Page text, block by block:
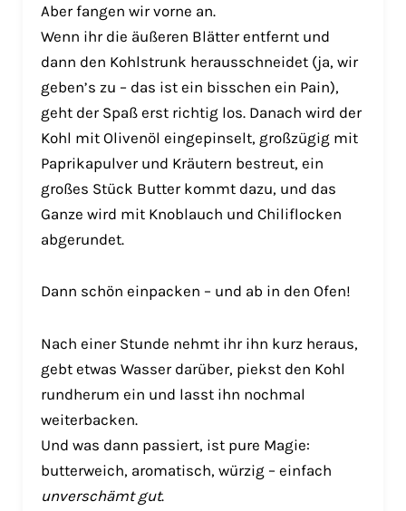
Aber fangen wir vorne an.
Wenn ihr die äußeren Blätter entfernt und
dann den Kohlstrunk herausschneidet (ja, wir
geben’s zu – das ist ein bisschen ein Pain),
geht der Spaß erst richtig los. Danach wird der
Kohl mit Olivenöl eingepinselt, großzügig mit
Paprikapulver und Kräutern bestreut, ein
großes Stück Butter kommt dazu, und das
Ganze wird mit Knoblauch und Chiliflocken
abgerundet.
Dann schön einpacken – und ab in den Ofen!
Nach einer Stunde nehmt ihr ihn kurz heraus,
gebt etwas Wasser darüber, piekst den Kohl
rundherum ein und lasst ihn nochmal
weiterbacken.
Und was dann passiert, ist pure Magie:
butterweich, aromatisch, würzig – einfach
unverschämt gut.